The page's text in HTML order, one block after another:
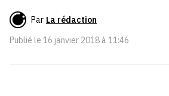
Par La rédaction
Publié le 16 janvier 2018 à 11:46